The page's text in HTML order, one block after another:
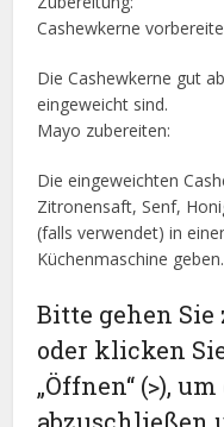
Cashewkerne
Die Cashewkerne gut
eingeweicht sind.
Mayo zubereiten:
Die eingeweichten
Zitronensaft, Senf,
(falls verwendet) in
Küchenmaschine geben.
Bitte gehen
oder klicken
„Öffnen“ (>),